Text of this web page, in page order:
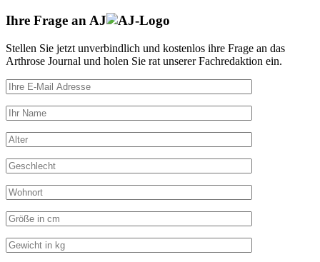
Ihre Frage an AJ
Stellen Sie jetzt unverbindlich und kostenlos ihre Frage an das
Arthrose Journal und holen Sie rat unserer Fachredaktion ein.